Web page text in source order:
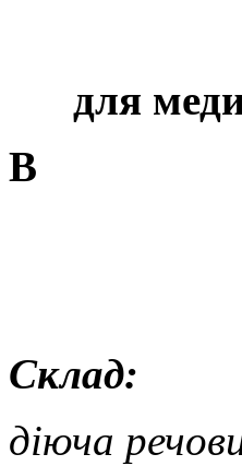
для
В
Склад:
діюча